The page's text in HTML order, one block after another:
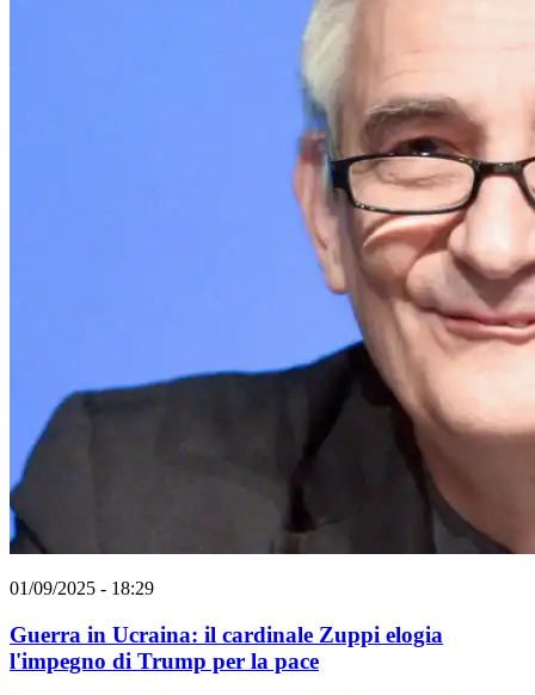
01/09/2025 - 18:29
Guerra in Ucraina: il cardinale Zuppi elogia
l'impegno di Trump per la pace